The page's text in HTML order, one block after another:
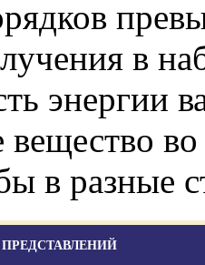
в
энергии
вещество
в разные